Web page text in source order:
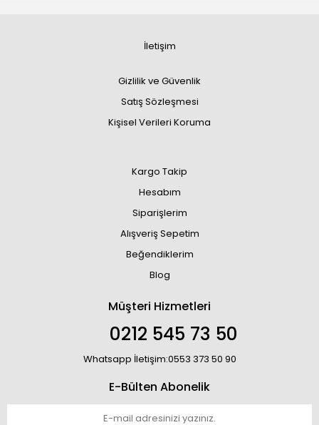
İletişim
Gizlilik ve Güvenlik
Satış Sözleşmesi
Kişisel Verileri Koruma
Kargo Takip
Hesabım
Siparişlerim
Alışveriş Sepetim
Beğendiklerim
Blog
Müşteri Hizmetleri
0212 545 73 50
Whatsapp İletişim:0553 373 50 90
E-Bülten Abonelik